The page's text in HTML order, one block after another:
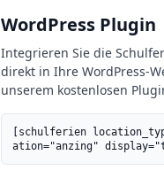
WordPress Plugin
Integrieren Sie die
direkt in Ihre WordPress-
unserem kostenlosen
[schulferien
ation="anzing"